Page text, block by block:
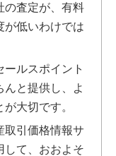
の査定が、有料
が低いわけでは
ルスポイント
んと提供し、よ
大切です。
取引価格情報サ
して、おおよそ